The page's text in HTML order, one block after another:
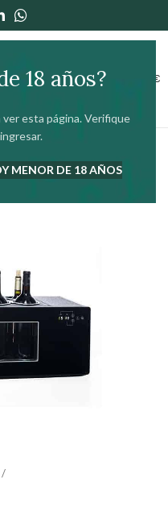
18 años?
esta página. Verifique
MENOR DE 18 AÑOS
€